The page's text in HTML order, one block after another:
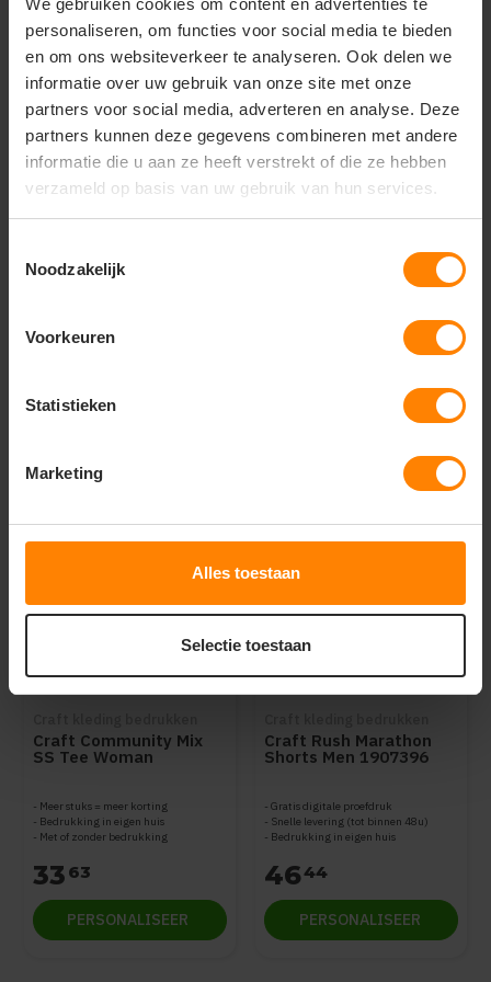
personaliseren, om functies voor social media te bieden
en om ons websiteverkeer te analyseren. Ook delen we
informatie over uw gebruik van onze site met onze
partners voor social media, adverteren en analyse. Deze
partners kunnen deze gegevens combineren met andere
informatie die u aan ze heeft verstrekt of die ze hebben
verzameld op basis van uw gebruik van hun services.
Noodzakelijk
Voorkeuren
Statistieken
Marketing
Alles toestaan
Selectie toestaan
sportieve outfit.
Vragen? Neem contact
op met onze
klantenservice
mail info@jobopromotions.nl
store
Provincialeweg 59 - Velddriel
Items van productcarrousel
Craft Community Mix
SS Tee Woman
Meer stuks = meer korting
Bedrukking in eigen huis
Met of zonder bedrukking
33 63
PERSONALISEER
Craft Rush Marathon
Shorts Men 1907396
Gratis digitale proefdruk
Snelle levering (tot binnen 48u)
Bedrukking in eigen huis
4644
PERSONALISEER